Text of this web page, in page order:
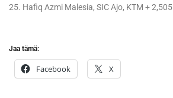
25. Hafiq Azmi Malesia, SIC Ajo, KTM + 2,505
Jaa tämä:
Facebook X